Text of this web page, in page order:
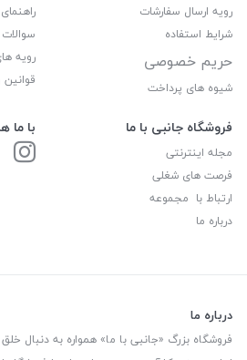
رویه ارسال سفارشات
شرایط استفاده
حریم خصوصی
شیوه های پرداخت
رویه
فروشگاه جانبی با ما
مجله اینترنتی
فرصت های شغلی
ارتباط با مجموعه
درباره ما
با ما
درباره ما
فروشگاه بزرگ «جانبی با ما» همواره به دنبال